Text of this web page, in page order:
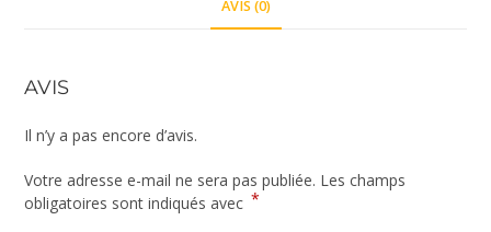
AVIS (0)
AVIS
Il n’y a pas encore d’avis.
Votre adresse e-mail ne sera pas publiée. Les champs
obligatoires sont indiqués avec *